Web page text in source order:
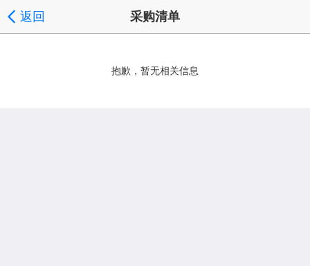
返回 采购清单
抱歉，暂无相关信息